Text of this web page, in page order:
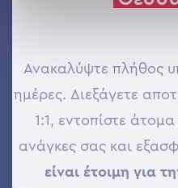
Ανακαλύψτε πλήθος
ημέρες. Διεξάγετε
1:1, εντοπίστε
ανάγκες σας και
είναι έτοιμη για